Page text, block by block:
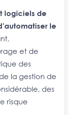
logiciels de
le
et de
des
la gestion de
des
risque